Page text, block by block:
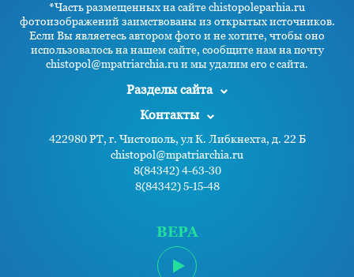
*Часть размещенных на сайте chistopoleparhia.ru
фотоизображений заимствованы из открытых источников.
Если Вы являетесь автором фото и не хотите, чтобы оно
использовалось на нашем сайте, сообщите нам на почту
chistopol@mpatriarchia.ru и мы удалим его с сайта.
Разделы сайта
Контакты
422980 РТ, г. Чистополь, ул К. Либкнехта, д. 22 Б
chistopol@mpatriarchia.ru
8(84342) 4-63-30
8(84342) 5-15-48
ВЕРА